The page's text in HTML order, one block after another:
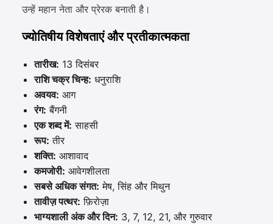
उन्हें महान नेता और प्रेरक बनाती है।
ज्योतिषीय विशेषताएं और प्रतीकात्मकता
तारीख: 13 दिसंबर
राशि चक्र चिन्ह: धनुराशि
अवयव: आग
रंग: बैंगनी
एक शब्द में: साहसी
रूप: तीर
शक्ति: आशावाद
कमजोरी: आवेगशीलता
सबसे अधिक संगत: मेष, सिंह और मिथुन
तावीज़ पत्थर: फ़िरोज़ा
भाग्यशाली अंक और दिन: 3, 7, 12, 21, और गुरुवार